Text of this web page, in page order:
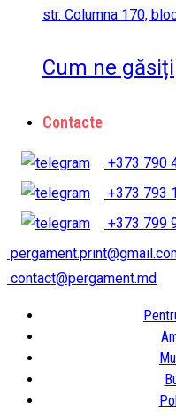
str. Columna 170,
Cum ne găsiți
Contacte
+373 790
+373 793
+373 799
contact@pergament.md